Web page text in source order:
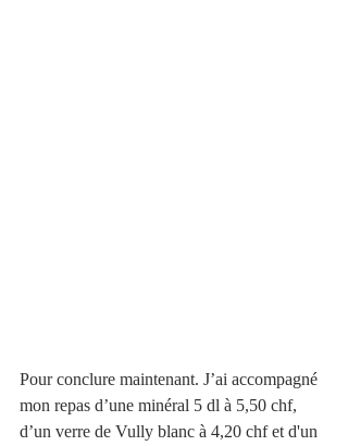
Pour conclure maintenant. J’ai accompagné
mon repas d’une minéral 5 dl à 5,50 chf,
d’un verre de Vully blanc à 4,20 chf et d'un